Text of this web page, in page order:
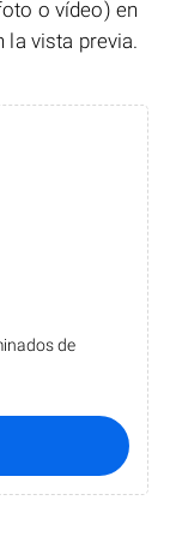
o vídeo) en
la vista previa.
de